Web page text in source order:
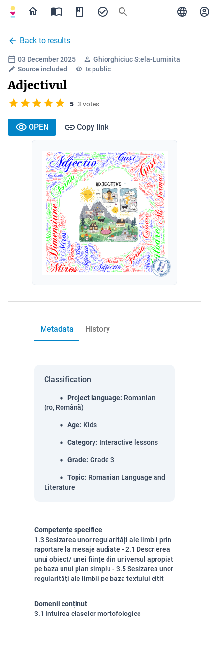
Back to results
03 December 2025
Ghiorghiciuc Stela-Luminita
Source included
Is public
Adjectivul
5 3 votes
OPEN Copy link
Metadata History
Classification
Project language: Romanian
(ro, Română)
Age: Kids
Category: Interactive lessons
Grade: Grade 3
Topic: Romanian Language and
Literature
Competențe specifice
1.3 Sesizarea unor regularități ale limbii prin
raportare la mesaje audiate - 2.1 Descrierea
unui obiect/ unei ființe din universul apropiat
pe baza unui plan simplu - 3.5 Sesizarea unor
regularități ale limbii pe baza textului citit
Domenii conținut
3.1 Intuirea claselor mortofologice